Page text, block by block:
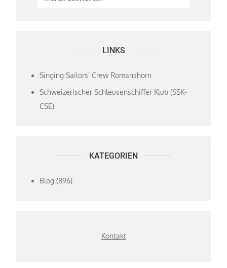
LINKS
Singing Sailors‘ Crew Romanshorn
Schweizerischer Schleusenschiffer Klub (SSK-
CSE)
KATEGORIEN
Blog (896)
Kontakt